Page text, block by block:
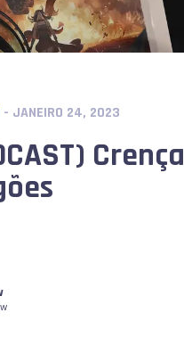
- JANEIRO 24, 2023